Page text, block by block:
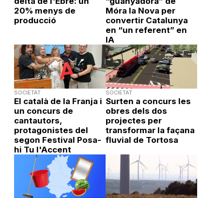
20% menys de
producció
Móra la Nova per
convertir Catalunya
en “un referent” en
IA
SOCIETAT
El català de la Franja i
un concurs de
cantautors,
protagonistes del
segon Festival Posa-
hi Tu l'Accent
SOCIETAT
Surten a concurs les
obres dels dos
projectes per
transformar la façana
fluvial de Tortosa